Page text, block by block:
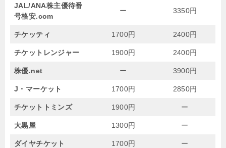
JAL/ANA株主優待番
号格安.com
ー 3350円
チケッティ 1700円 2400円
チケットレンジャー 1900円 2400円
株優.net ー 3900円
J・マーケット 1700円 2850円
チケットトミンズ 1900円 ー
大黒屋 1300円 ー
ダイヤチケット 1700円 ー